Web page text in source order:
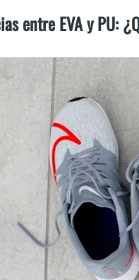
entre EVA y PU: